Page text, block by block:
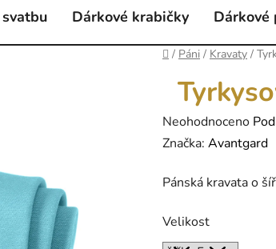
svatbu Dárkové krabičky Dárkové
Domů
/ Páni / Kravaty /
Průměrné
hodnocení
je
z
Neohodnoceno
Značka: Avantgard
Pánská kravata o
Velikost